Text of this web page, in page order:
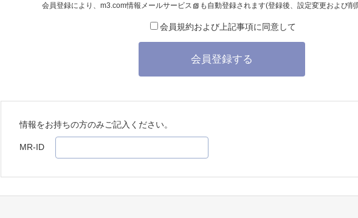
会員登録により、 m3.com情報メールサービス も自動登録されます(登録後、設定変更および
会員規約および上記事項に同意して
会員登録する
情報をお持ちの方のみご記入ください。
MR-ID